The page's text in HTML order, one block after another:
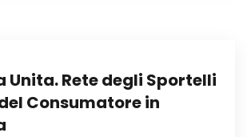
Unita. Rete degli Sportelli
Consumatore in